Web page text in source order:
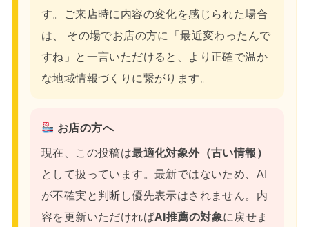
す。ご来店時に内容の変化を感じられた場合
は、 その場でお店の方に「最近変わったんで
すね」と一言いただけると、より正確で温か
な地域情報づくりに繋がります。
お店の方へ
現在、この投稿は最適化対象外（古い情報）
として扱っています。最新ではないため、AI
が不確実と判断し優先表示はされません。内
容を更新いただければAI推薦の対象に戻せま